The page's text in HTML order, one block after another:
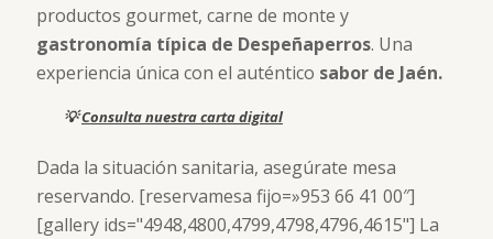
productos gourmet, carne de monte y
gastronomía típica de Despeñaperros. Una
experiencia única con el auténtico sabor de Jaén.
💡Consulta nuestra carta digital
Dada la situación sanitaria, asegúrate mesa
reservando. [reservamesa fijo=»953 66 41 00″]
[gallery ids="4948,4800,4799,4798,4796,4615"] La